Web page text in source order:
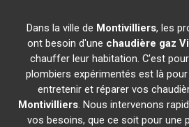
Dans la ville de Montivilliers, les
ont besoin d'une chaudière gaz
chauffer leur habitation. C'est
plombiers expérimentés est là
entretenir et réparer vos
Montivilliers. Nous intervenons
vos besoins, que ce soit pour une